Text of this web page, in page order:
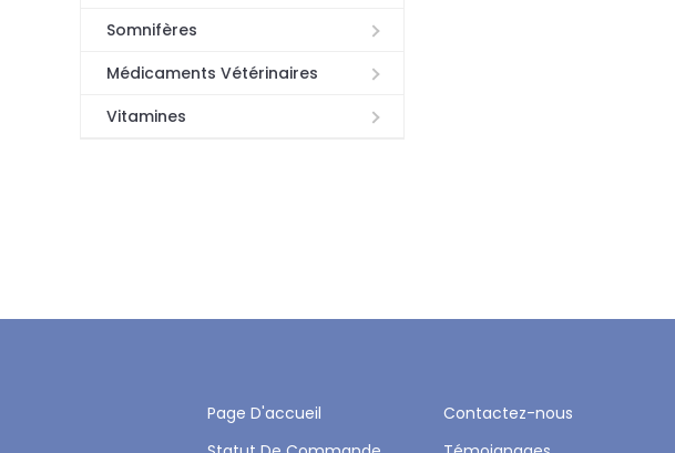
Somnifères
Médicaments Vétérinaires
Vitamines
Page D'accueil Contactez-nous